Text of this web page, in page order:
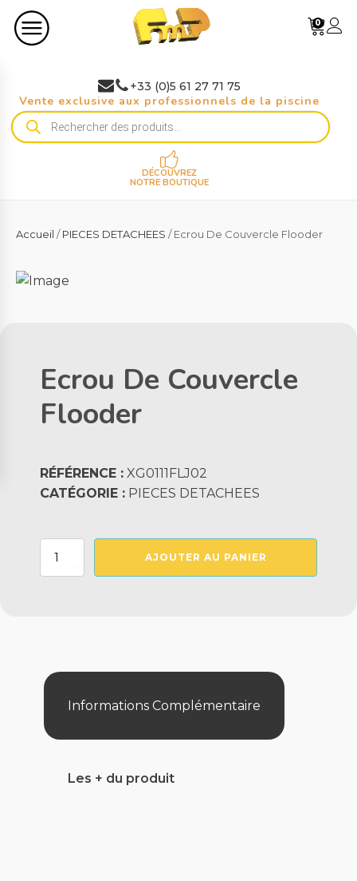
0
+33 (0)5 61 27 71 75
Vente exclusive aux professionnels de la piscine
Recherche
de
DÉCOUVREZ
NOTRE BOUTIQUE
Accueil /PIECES DETACHEES / Ecrou De Couvercle Flooder
Ecrou De Couvercle
Flooder
RÉFÉRENCE : XG0111FLJ02
CATÉGORIE : PIECES DETACHEES
quantité
AJOUTER AU PANIER
Informations Complémentaire
Les + du produit